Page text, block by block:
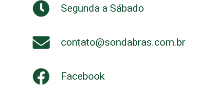
Segunda a Sábado
contato@sondabras.com.br
Facebook